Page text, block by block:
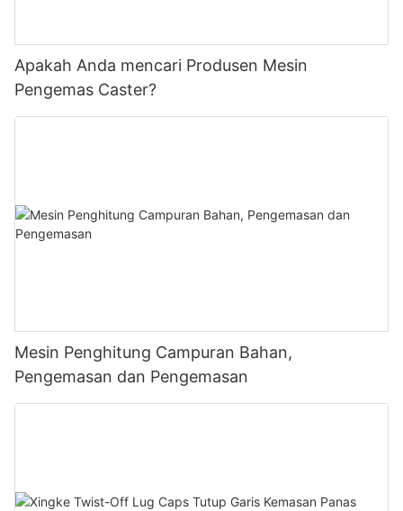
Apakah Anda mencari Produsen Mesin
Pengemas Caster?
Mesin Penghitung Campuran Bahan,
Pengemasan dan Pengemasan